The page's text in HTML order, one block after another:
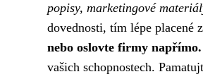
popisy, marketingové
dovednosti, tím lépe placené
nebo oslovte firmy napřímo.
vašich schopnostech.